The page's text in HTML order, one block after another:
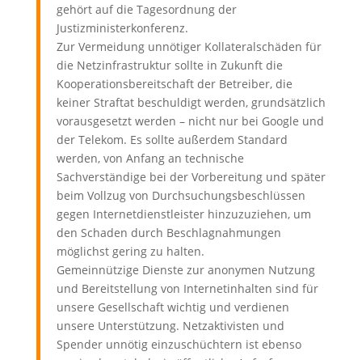
gehört auf die Tagesordnung der
Justizministerkonferenz.
Zur Vermeidung unnötiger Kollateralschäden für
die Netzinfrastruktur sollte in Zukunft die
Kooperationsbereitschaft der Betreiber, die
keiner Straftat beschuldigt werden, grundsätzlich
vorausgesetzt werden – nicht nur bei Google und
der Telekom. Es sollte außerdem Standard
werden, von Anfang an technische
Sachverständige bei der Vorbereitung und später
beim Vollzug von Durchsuchungsbeschlüssen
gegen Internetdienstleister hinzuzuziehen, um
den Schaden durch Beschlagnahmungen
möglichst gering zu halten.
Gemeinnützige Dienste zur anonymen Nutzung
und Bereitstellung von Internetinhalten sind für
unsere Gesellschaft wichtig und verdienen
unsere Unterstützung. Netzaktivisten und
Spender unnötig einzuschüchtern ist ebenso